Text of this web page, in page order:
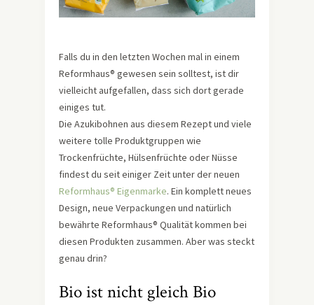
Falls du in den letzten Wochen mal in einem
Reformhaus® gewesen sein solltest, ist dir
vielleicht aufgefallen, dass sich dort gerade
einiges tut.
Die Azukibohnen aus diesem Rezept und viele
weitere tolle Produktgruppen wie
Trockenfrüchte, Hülsenfrüchte oder Nüsse
findest du seit einiger Zeit unter der neuen
Reformhaus® Eigenmarke. Ein komplett neues
Design, neue Verpackungen und natürlich
bewährte Reformhaus® Qualität kommen bei
diesen Produkten zusammen. Aber was steckt
genau drin?
Bio ist nicht gleich Bio